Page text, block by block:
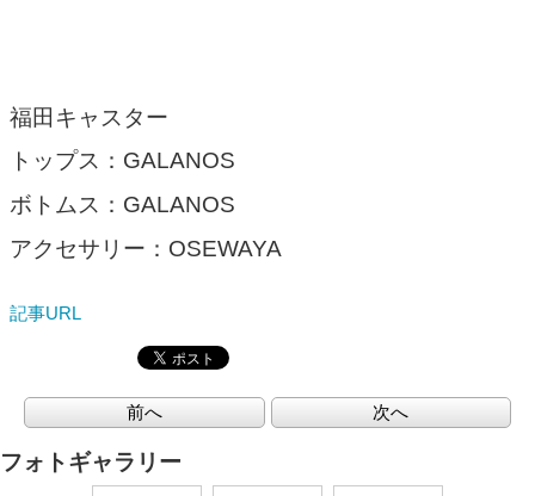
福田キャスター
トップス：GALANOS
ボトムス：GALANOS
アクセサリー：OSEWAYA
記事URL
前へ 次へ
フォトギャラリー